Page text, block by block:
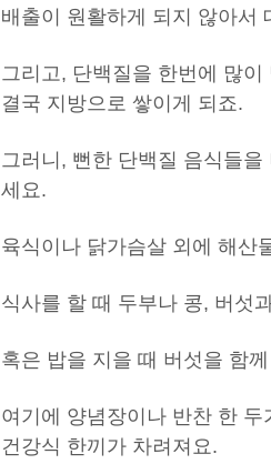
배출이 원활하게 되지 않아서
그리고, 단백질을 한번에 많
결국 지방으로 쌓이게 되죠.
그러니, 뻔한 단백질 음식들
세요.
육식이나 닭가슴살 외에 해산
식사를 할 때 두부나 콩, 버섯
혹은 밥을 지을 때 버섯을 함
여기에 양념장이나 반찬 한
건강식 한끼가 차려져요.